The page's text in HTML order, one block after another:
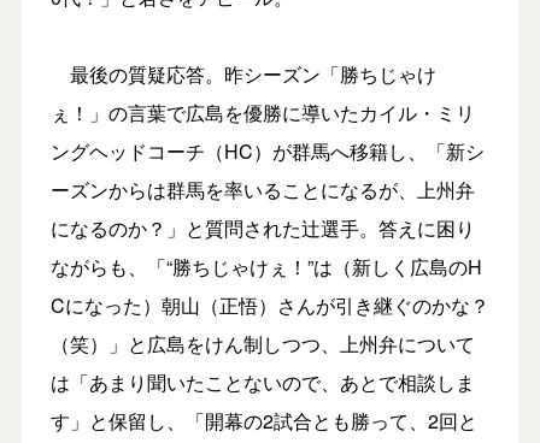
最後の質疑応答。昨シーズン「勝ちじゃけ
ぇ！」の言葉で広島を優勝に導いたカイル・ミリ
ングヘッドコーチ（HC）が群馬へ移籍し、「新シ
ーズンからは群馬を率いることになるが、上州弁
になるのか？」と質問された辻選手。答えに困り
ながらも、「“勝ちじゃけぇ！”は（新しく広島のH
Cになった）朝山（正悟）さんが引き継ぐのかな？
（笑）」と広島をけん制しつつ、上州弁について
は「あまり聞いたことないので、あとで相談しま
す」と保留し、「開幕の2試合とも勝って、2回と